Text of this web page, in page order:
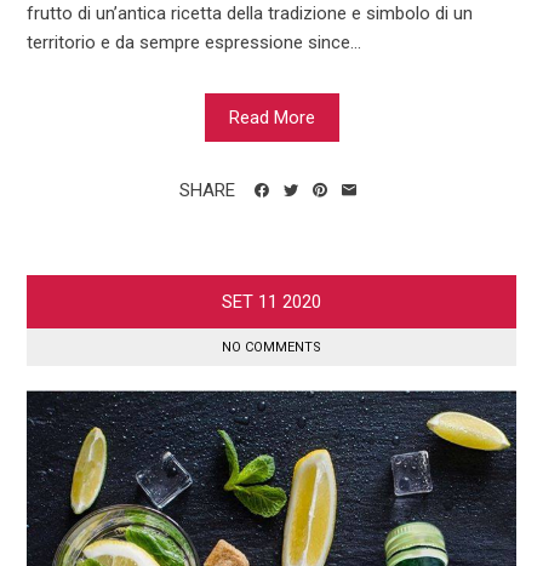
frutto di un’antica ricetta della tradizione e simbolo di un
territorio e da sempre espressione since...
Read More
SHARE
SET 11 2020
NO COMMENTS